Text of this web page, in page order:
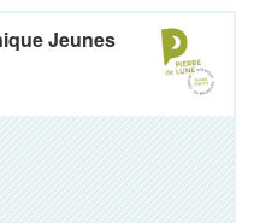
Jeunes